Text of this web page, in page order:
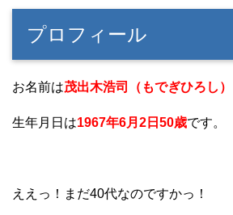
プロフィール
お名前は茂出木浩司（もでぎひろし）
生年月日は1967年6月2日50歳です。
ええっ！まだ40代なのですかっ！